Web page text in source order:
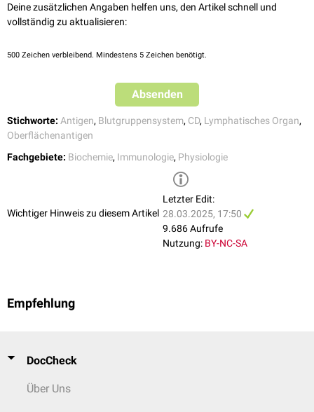
Die Expression von CD15 wird bei einigen malignen Erkrankungen mit
Tumorprogressionund ungünstiger
klassischen Morbus Hodgkin mit einer schlechteren Prognose
Tumorzellen eine erhöhte Fähigkeit zur Metastasierung.
Tang et al.
Sialyl Lewis X (sLe x
):Biological functions, synthetic
methods and therapeutic implications
Deine zusätzlichen Angaben helfen uns, den Artikel schnell und
vollständig zu aktualisieren:
500 Zeichen verbleibend. Mindestens 5 Zeichen benötigt.
Absenden
Stichworte: Antigen, Blutgruppensystem, CD, Lymphatisches Organ,
Oberflächenantigen
Fachgebiete: Biochemie, Immunologie, Physiologie
Wichtiger Hinweis zu diesem Artikel
Letzter Edit:
28.03.2025, 17:50
9.686 Aufrufe
Nutzung: BY-NC-SA
Empfehlung
DocCheck
Über Uns